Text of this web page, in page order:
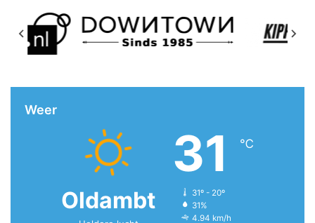
Weer
Oldambt
31 ℃
31º - 20º
31%
4.94 km/h